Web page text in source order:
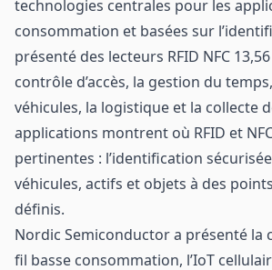
technologies centrales pour les
consommation et basées sur
présenté des lecteurs RFID NFC
contrôle d’accès, la gestion du
véhicules, la logistique et la collecte
applications montrent où RFID et
pertinentes : l’identification
véhicules, actifs et objets à des
définis.
Nordic Semiconductor a présenté la
fil basse consommation, l’IoT